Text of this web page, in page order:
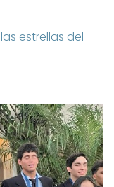
estrellas del